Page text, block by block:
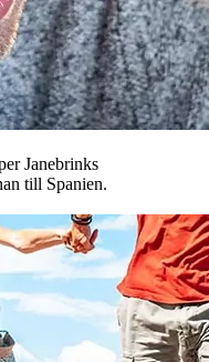
Janebrinks
till Spanien.